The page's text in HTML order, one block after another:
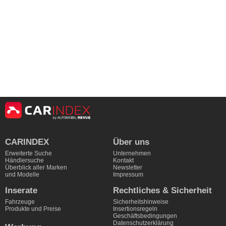
CARINDEX
Erweiterte Suche
Händlersuche
Überblick aller Marken
und Modelle
Über uns
Unternehmen
Kontakt
Newsletter
Impressum
Inserate
Fahrzeuge
Produkte und Preise
Rechtliches & Sicherheit
Sicherheitshinweise
Insertionsregeln
Geschäftsbedingungen
Datenschutzerklärung